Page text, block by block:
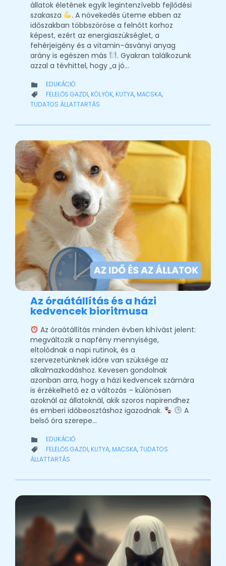
állatok életének egyik legintenzívebb fejlődési
szakasza
. A növekedés üteme ebben az
időszakban többszöröse a felnőtt korhoz
képest, ezért az energiaszükséglet, a
fehérjeigény és a vitamin–ásványi anyag
arány is egészen más
. Gyakran találkozunk
azzal a tévhittel, hogy „a jó…
 CATEGORY
EDUKÁCIÓ
 CATEGORY
FELELŐS GAZDI, KÖLYÖK, KUTYA, MACSKA,
TUDATOS ÁLLATTARTÁS
Az óraátállítás és a házi
kedvencek bioritmusa
Az óraátállítás minden évben kihívást jelent:
megváltozik a napfény mennyisége,
eltolódnak a napi rutinok, és a
szervezetünknek időre van szüksége az
alkalmazkodáshoz. Kevesen gondolnak
azonban arra, hogy a házi kedvencek számára
is érzékelhető ez a változás – különösen
azoknál az állatoknál, akik szoros napirendhez
és emberi időbeosztáshoz igazodnak.
A
belső óra szerepe…
 CATEGORY
EDUKÁCIÓ
 CATEGORY
FELELŐS GAZDI, KUTYA, MACSKA,TUDATOS
ÁLLATTARTÁS